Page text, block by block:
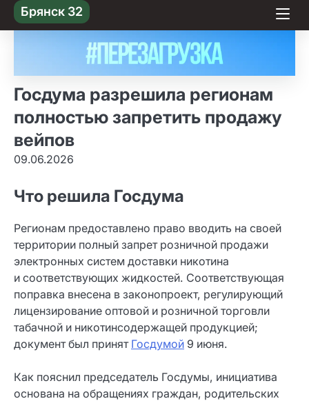
Skip
to content
Брянск 32
Госдума разрешила регионам
полностью запретить продажу
вейпов
09.06.2026
Что решила Госдума
Регионам предоставлено право вводить на своей
территории полный запрет розничной продажи
электронных систем доставки никотина
и соответствующих жидкостей. Соответствующая
поправка внесена в законопроект, регулирующий
лицензирование оптовой и розничной торговли
табачной и никотинсодержащей продукцией;
документ был принят Госдумой 9 июня.
Как пояснил председатель Госдумы, инициатива
основана на обращениях граждан, родительских